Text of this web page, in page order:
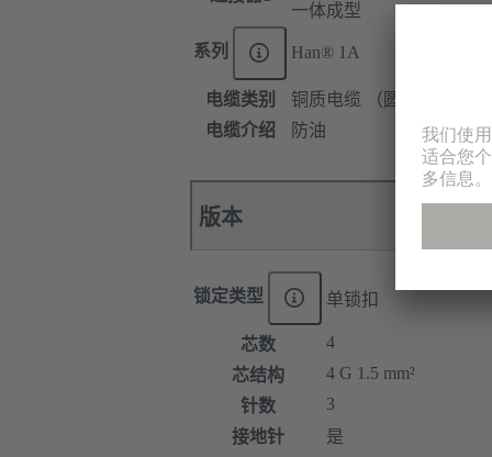
一体成型
系列 Han® 1A
电缆类别
铜质电缆 （圆型）
电缆介绍
防油
版本
锁定类型 单锁扣
芯数
4
芯结构
4 G 1.5 mm²
针数
3
接地针
是